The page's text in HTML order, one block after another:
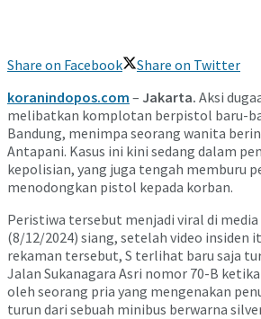
Share on Facebook
Share on Twitter
koranindopos.com – Jakarta. Aksi
melibatkan komplotan berpistol baru-
Bandung, menimpa seorang wanita
Antapani. Kasus ini kini sedang dalam
kepolisian, yang juga tengah memburu
menodongkan pistol kepada korban.
Peristiwa tersebut menjadi viral di media
(8/12/2024) siang, setelah video insiden
rekaman tersebut, S terlihat baru saja
Jalan Sukanagara Asri nomor 70-B
oleh seorang pria yang mengenakan
turun dari sebuah minibus berwarna